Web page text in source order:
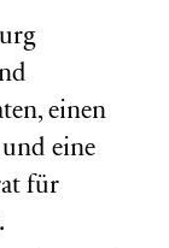
einen
eine
für